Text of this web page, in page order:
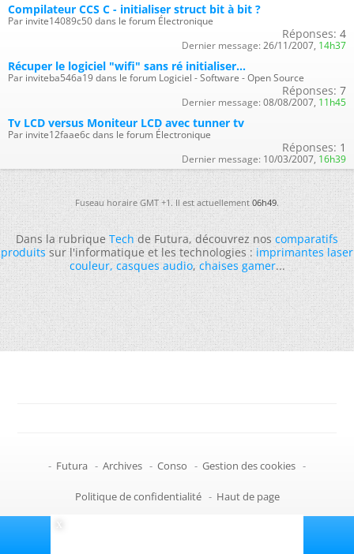
Compilateur CCS C - initialiser struct bit à bit ?
Par invite14089c50 dans le forum Électronique
Réponses: 4
Dernier message: 26/11/2007, 14h37
Récuper le logiciel "wifi" sans ré initialiser...
Par inviteba546a19 dans le forum Logiciel - Software - Open Source
Réponses: 7
Dernier message: 08/08/2007, 11h45
Tv LCD versus Moniteur LCD avec tunner tv
Par invite12faae6c dans le forum Électronique
Réponses: 1
Dernier message: 10/03/2007, 16h39
Fuseau horaire GMT +1. Il est actuellement06h49.
Dans la rubriqueTechde Futura, découvrez noscomparatifs
produitssur l'informatique et les technologies :imprimantes laser
couleur,casques audio,chaises gamer...
- Futura - Archives - Conso - Gestion des cookies -
Politique de confidentialité - Haut de page